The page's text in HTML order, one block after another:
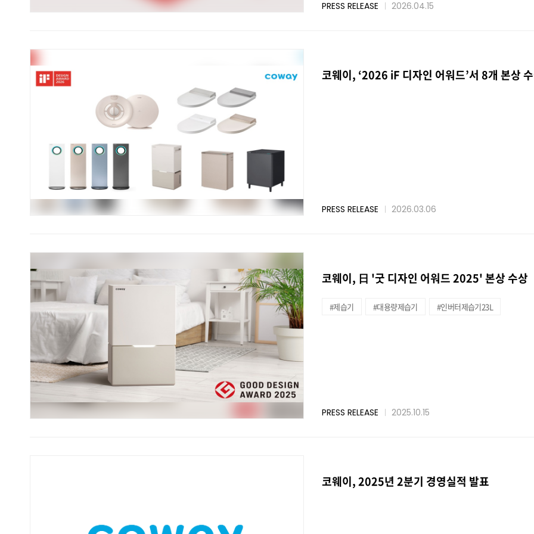
PRESS RELEASE 2026.04.15
코웨이, ‘2026 iF 디자인 어워드’서 8개 본상
PRESS RELEASE 2026.03.06
코웨이, 日 '굿 디자인 어워드 2025' 본상 수상
#제습기 #대용량제습기 #인버터제습기23L
PRESS RELEASE 2025.10.15
코웨이, 2025년 2분기 경영실적 발표